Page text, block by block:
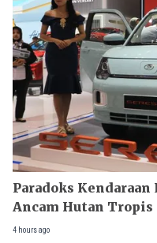
Paradoks
Ancam Hutan Tropis
4 hours ago